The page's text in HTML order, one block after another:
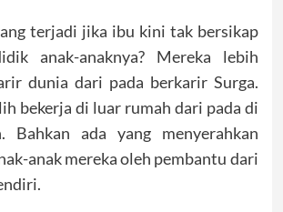
terjadi jika ibu kini tak bersikap
anak-anaknya? Mereka lebih
dunia dari pada berkarir Surga.
bekerja di luar rumah dari pada di
Bahkan ada yang menyerahkan
anak mereka oleh pembantu dari